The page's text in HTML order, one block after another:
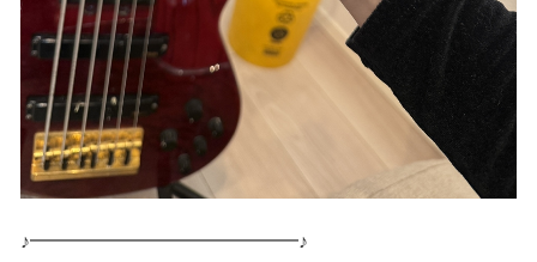
♪━━━━━━━━━━━━━━♪